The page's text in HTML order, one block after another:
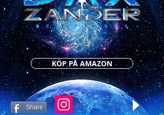
KÖP PÅ AMAZON
Share